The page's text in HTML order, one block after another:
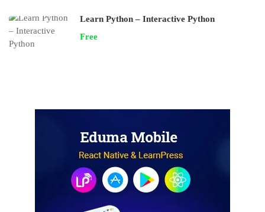
Learn Python – Interactive Python
Free